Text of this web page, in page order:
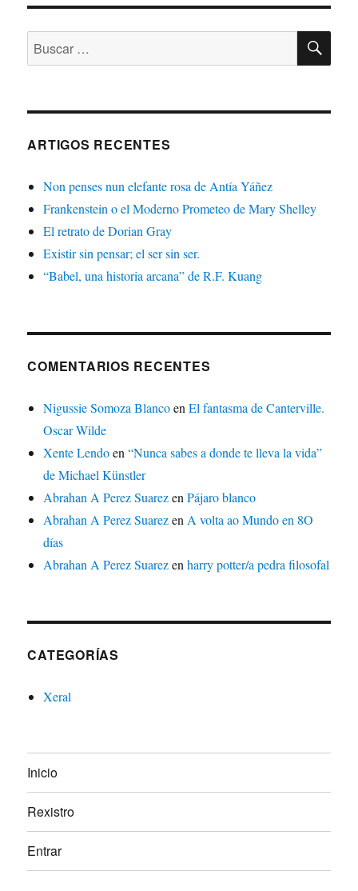
Buscar:
ARTIGOS RECENTES
Non penses nun elefante rosa de Antía Yáñez
Frankenstein o el Moderno Prometeo de Mary Shelley
El retrato de Dorian Gray
Existir sin pensar; el ser sin ser.
“Babel, una historia arcana” de R.F. Kuang
COMENTARIOS RECENTES
Nigussie Somoza BlancoenEl fantasma de Canterville.
Oscar Wilde
Xente Lendoen“Nunca sabes a donde te lleva la vida”
de Michael Künstler
Abrahan A Perez SuarezenPájaro blanco
Abrahan A Perez Suarezen A volta ao Mundo en 8O
días
Abrahan A Perez Suarezenharry potter/a pedra filosofal
CATEGORÍAS
Xeral
Inicio
Rexistro
Entrar